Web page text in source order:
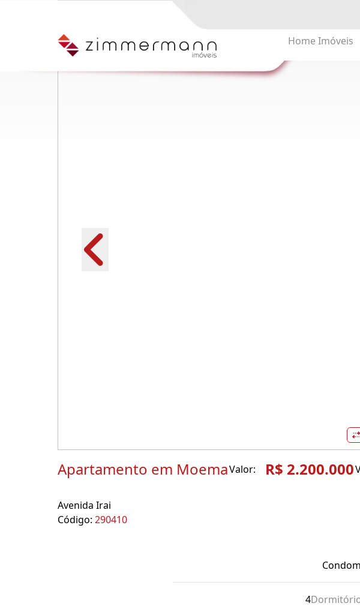
Home Imóveis
Apartamento em MoemaValor: R$ 2.200.000
Avenida Irai
Código: 290410
4